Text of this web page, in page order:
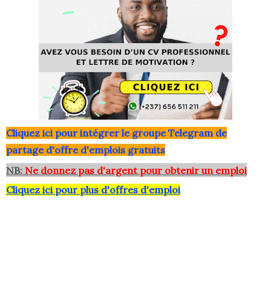
Cliquez ici pour intégrer le groupe Telegram de
partage d'offre d'emplois gratuits
NB: Ne donnez pas d'argent pour obtenir un emploi
Cliquez ici pour plus d'offres d'emploi